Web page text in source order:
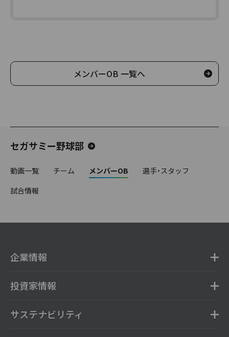
メンバーOB 一覧へ
セガサミー野球部
動画一覧 チーム メンバーOB
選手・スタッフ
試合情報
企業情報
投資家情報
サステナビリティ